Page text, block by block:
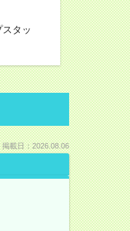
タッ
掲載日：2026.08.06